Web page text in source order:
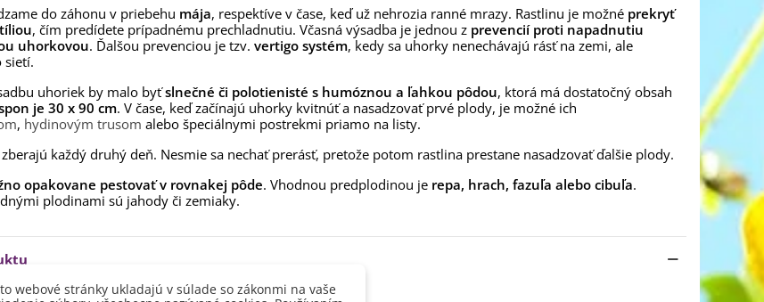
€ -30%
plnokvetá žltá -
superba -...
Baby Blue -
- Eukalyptus...
do záhonu v priebehu mája, respektíve v čase, keď už nehrozia ranné mrazy. Rastlinu je možné prekryť
, čím predídete prípadnému prechladnutiu. Včasná výsadba je jednou z prevencií proti napadnutiu
uhorkovou. Ďalšou prevenciou je tzv. vertigo systém, kedy sa uhorky nenechávajú rásť na zemi, ale
sietí.
uhoriek by malo byťslnečné či polotienisté s humóznou a ľahkou pôdou, ktorá má dostatočný obsah
je 30 x 90 cm. V čase, keď začínajú uhorky kvitnúť a nasadzovať prvé plody, je možné ich
, hydinovým trusom alebo špeciálnymi postrekmi priamo na listy.
každý druhý deň. Nesmie sa nechať prerásť, pretože potom rastlina prestane nasadzovať ďalšie plody.
opakovane pestovať v rovnakej pôde. Vhodnou predplodinou je repa, hrach, fazuľa alebo cibuľa.
plodinami sú jahody či zemiaky.
webové stránky ukladajú v súlade so zákonmi na vaše